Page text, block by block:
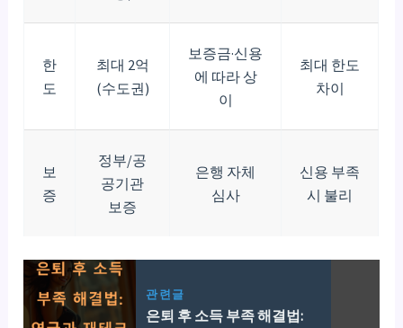
한
도
최대 2억
(수도권)
보증금·신용
에 따라 상
이
최대 한도
차이
보
증
정부/공
공기관
보증
은행 자체
심사
신용 부족
시 불리
관련글
은퇴 후 소득 부족 해결법: